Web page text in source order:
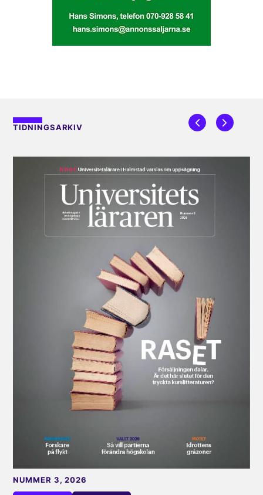
TIDNINGSARKIV
NUMMER 3, 2026